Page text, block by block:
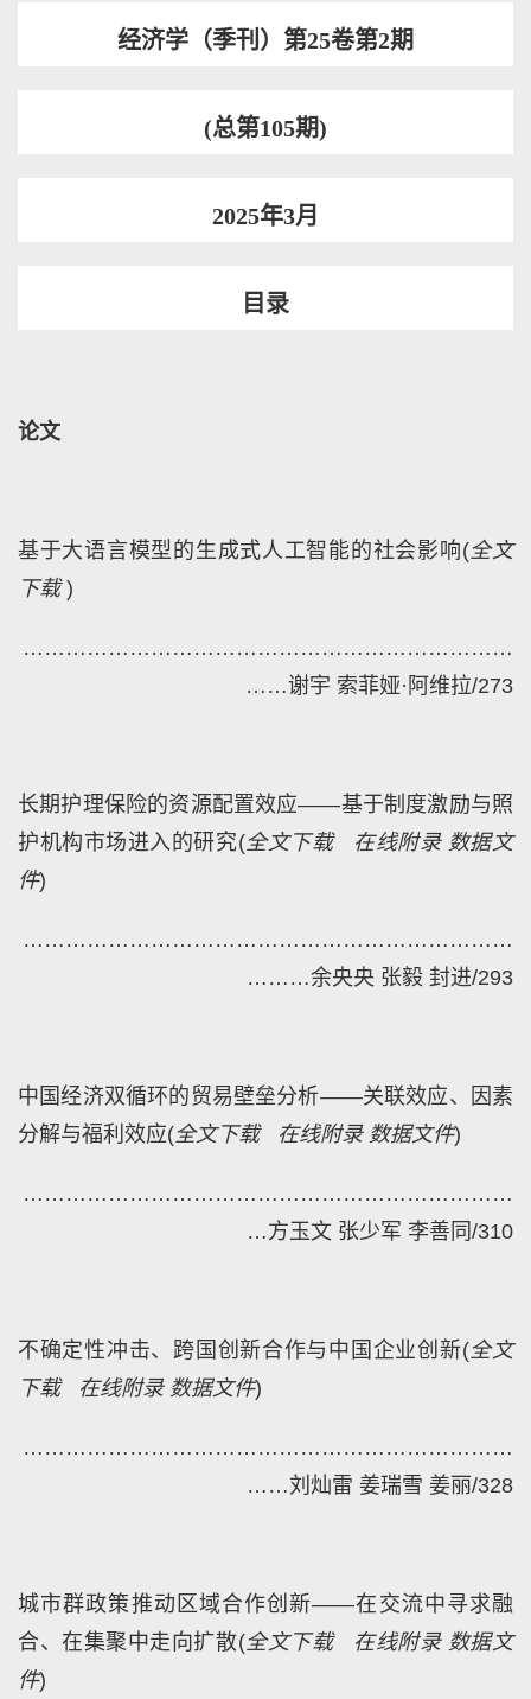
经济学（季刊）第25卷第2期
(总第105期)
2025年3月
目 录
论文
基于大语言模型的生成式人工智能的社会影响(全文
下载 )
……… ……………………………………………………
……谢宇 索菲娅·阿维拉/273
长期护理保险的资源配置效应——基于制度激励与照
护机构市场进入的研究(全文下载 在线附录 数据文
件)
… ……… …………………………………………………
………余央央 张毅 封进/293
中国经济双循环的贸易壁垒分析——关联效应、因素
分解与福利效应(全文下载 在线附录 数据文件)
…… ………………………………………………………
…方玉文 张少军 李善同/310
不确定性冲击、跨国创新合作与中国企业创新(全文
下载
在线附录 数据文件)
……… ……………………………………………………
……刘灿雷 姜瑞雪 姜丽/328
城市群政策推动区域合作创新——在交流中寻求融
合、在集聚中走向扩散(全文下载 在线附录 数据文
件)